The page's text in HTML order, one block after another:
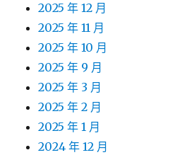
2025 年 12 月
2025 年 11 月
2025 年 10 月
2025 年 9 月
2025 年 3 月
2025 年 2 月
2025 年 1 月
2024 年 12 月